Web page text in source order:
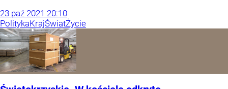
23 paź 2021 20:10
PolitykaKrajŚwiatŻycie